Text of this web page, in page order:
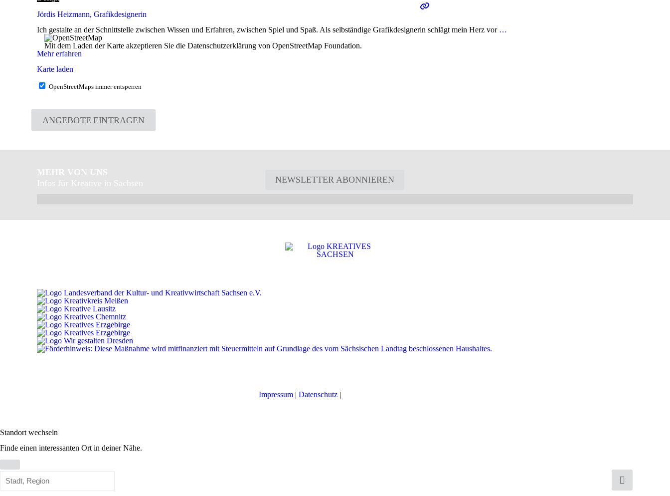
Jördis Heizmann, Grafikdesignerin
Ich gestalte an der Schnittstelle zwischen Wissen und Erfahren, zwischen Spiel und Spaß. Als selbständige Grafikdesignerin schlägt mein Herz vor …
Mit dem Laden der Karte akzeptieren Sie die Datenschutzerklärung von OpenStreetMap Foundation.
Mehr erfahren
Karte laden
OpenStreetMaps immer entsperren
ANGEBOTE EINTRAGEN
MEHR VON UNS
Infos für Kreative in Sachsen
NEWSLETTER ABONNIEREN
Impressum | Datenschutz |
Standort wechseln
Finde einen interessanten Ort in deiner Nähe.
wechseln